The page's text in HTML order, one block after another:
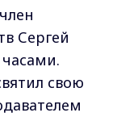
Сергей
свою